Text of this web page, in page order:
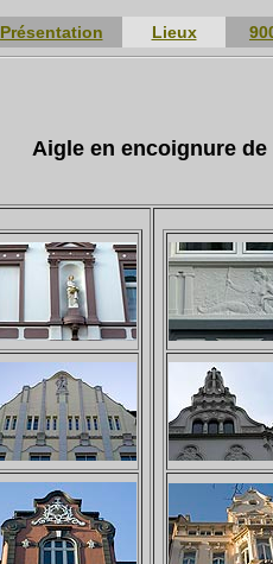
Présentation Lieux
Aigle en encoignure